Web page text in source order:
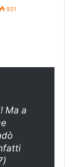
931
Ma a